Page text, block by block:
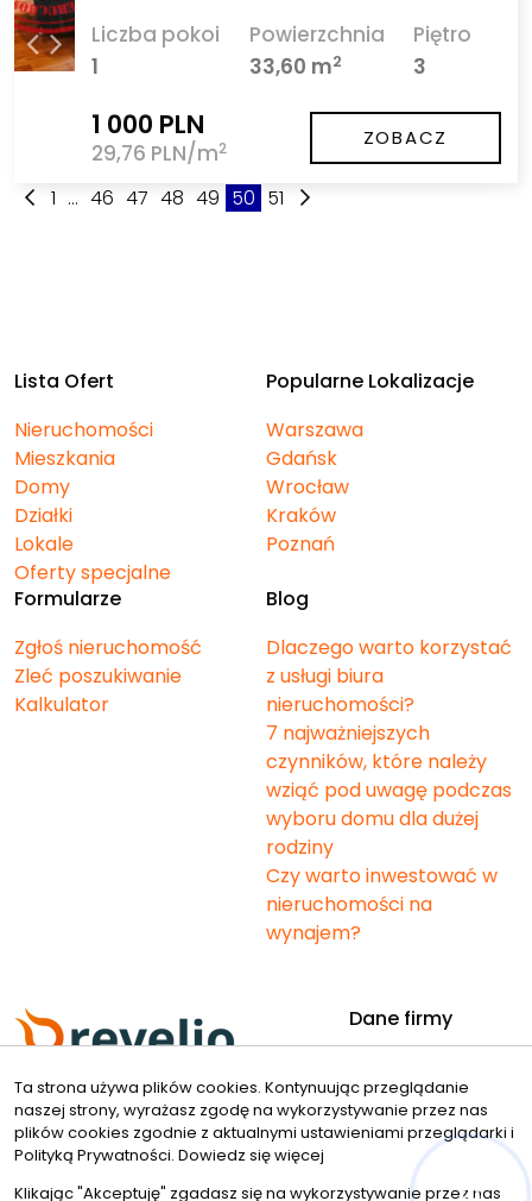
Liczba pokoi
1
Powierzchnia
33,60 m2
Piętro
3
1 000 PLN
29,76 PLN/m2 ZOBACZ
1 ... 46 47 48 49 50 51
Lista Ofert
Nieruchomości
Mieszkania
Domy
Działki
Lokale
Oferty specjalne
Popularne Lokalizacje
Warszawa
Gdańsk
Wrocław
Kraków
Poznań
Formularze
Zgłoś nieruchomość
Zleć poszukiwanie
Kalkulator
Blog
Dlaczego warto korzystać
z usługi biura
nieruchomości?
7 najważniejszych
czynników, które należy
wziąć pod uwagę podczas
wyboru domu dla dużej
rodziny
Czy warto inwestować w
nieruchomości na
wynajem?
Dane firmy
Bielska 49
43-190 Mikołów
Kontakt
Znajdziesz nas tu
Ta strona używa plików cookies. Kontynuując przeglądanie
naszej strony, wyrażasz zgodę na wykorzystywanie przez nas
plików cookies zgodnie z aktualnymi ustawieniami przeglądarki i
Polityką Prywatności. Dowiedz się więcej
Klikając "Akceptuję" zgadasz się na wykorzystywanie przez nas